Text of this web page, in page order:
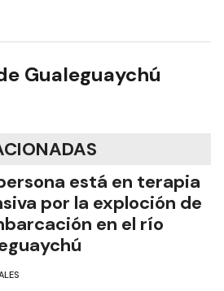
Gualeguaychú
está en terapia
por la exploción de
en el río